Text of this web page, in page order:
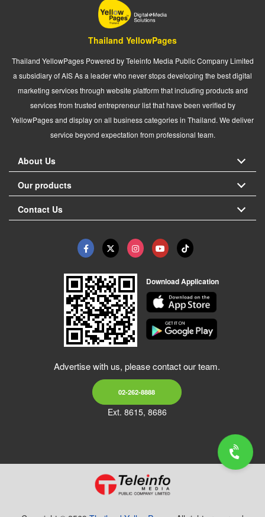
Thailand YellowPages
Thailand YellowPages Powered by Teleinfo Media Public Company Limited
a subsidiary of AIS As a leader who never stops developing the best digital
marketing services through website platform that including products and
services from trusted entrepreneur list that have been verified by
YellowPages and display on all business categories in Thailand. We deliver
service beyond expectation from professional team.
About Us
Our products
Contact Us
Download Application
Advertise with us, please contact our team.
02-262-8888
Ext. 8615, 8686